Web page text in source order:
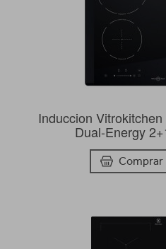
Induccion
Dual-Energy
Comprar